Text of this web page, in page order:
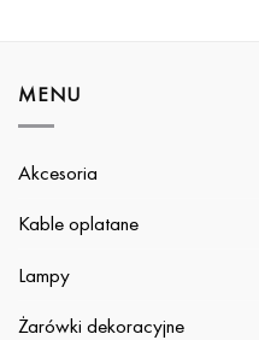
MENU
Akcesoria
Kable oplatane
Lampy
Żarówki dekoracyjne